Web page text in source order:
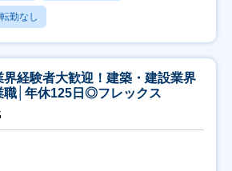
転勤なし
界経験者大歓迎！建築・建設業界
職│年休125日◎フレックス